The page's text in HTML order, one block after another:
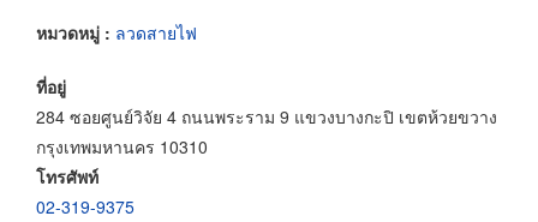
หมวดหมู่ : ลวดสายไฟ
ที่อยู่
284 ซอยศูนย์วิจัย 4 ถนนพระราม 9 แขวงบางกะปิ เขตห้วยขวาง
กรุงเทพมหานคร 10310
โทรศัพท์
02-319-9375